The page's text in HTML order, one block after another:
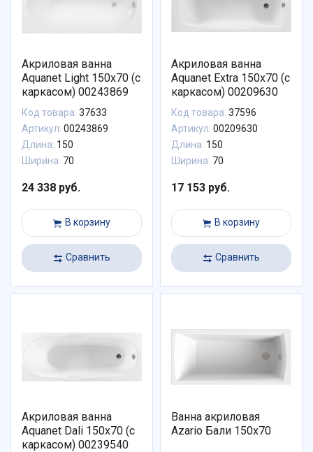
Акриловая ванна
Aquanet Light 150x70 (с
каркасом) 00243869
Код товара: 37633
Артикул: 00243869
Длина: 150
Ширина: 70
24 338 руб.
В корзину
Сравнить
Акриловая ванна
Aquanet Extra 150x70 (с
каркасом) 00209630
Код товара: 37596
Артикул: 00209630
Длина: 150
Ширина: 70
17 153 руб.
В корзину
Сравнить
Акриловая ванна
Aquanet Dali 150x70 (с
каркасом) 00239540
Ванна акриловая
Azario Бали 150х70